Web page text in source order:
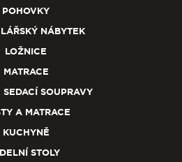
POHOVKY
NÁBYTEK
LOŽNICE
MATRACE
SEDACÍ SOUPRAVY
A MATRACE
KUCHYNĚ
STOLY